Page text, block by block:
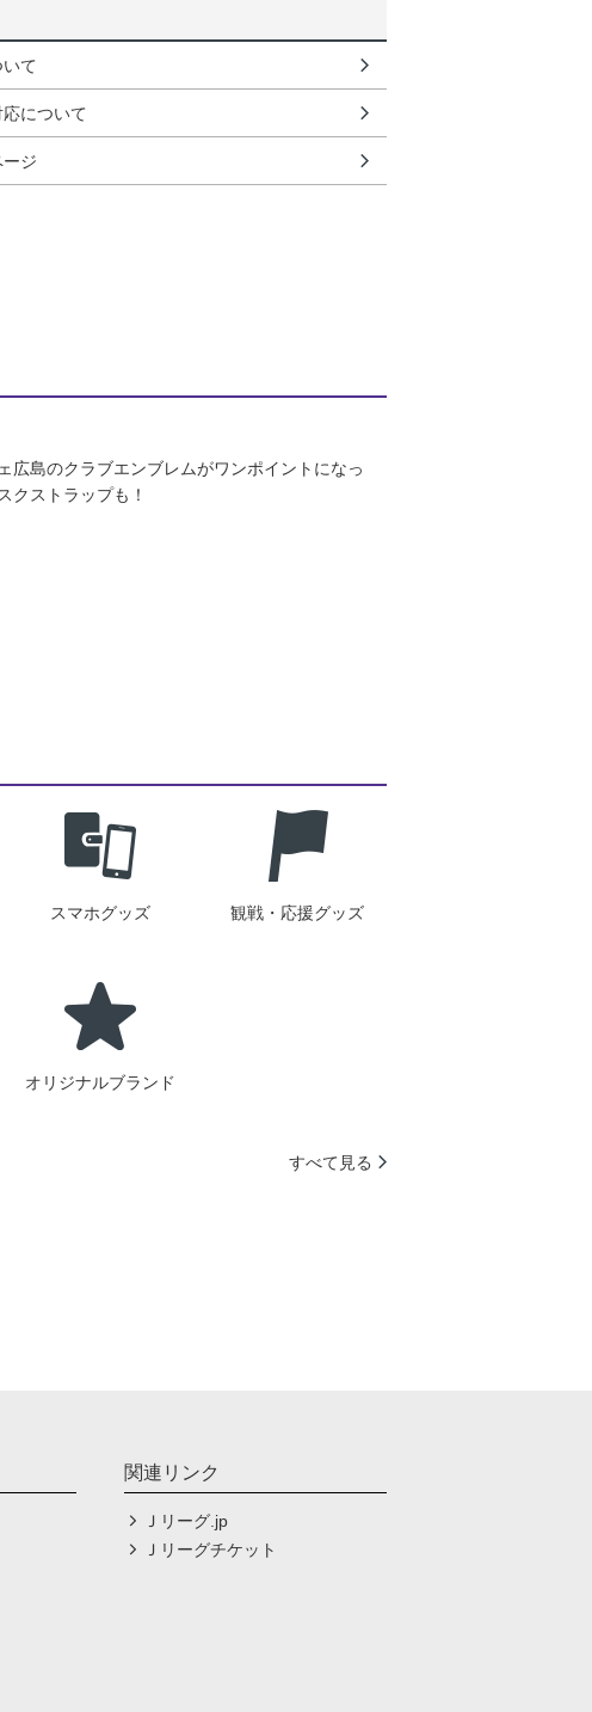
て
について
ジ
広島のクラブエンブレムがワンポイントになっ
クストラップも！
スマホグッズ 観戦・応援グッズ
オリジナルブランド
すべて見る
関連リンク
Ｊリーグ.jp
Ｊリーグチケット